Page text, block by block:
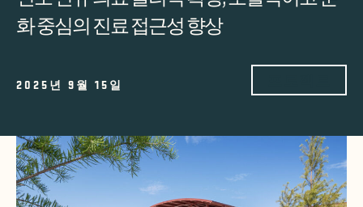
화 중심의 진료 접근성 향상
2025년 9월 15일